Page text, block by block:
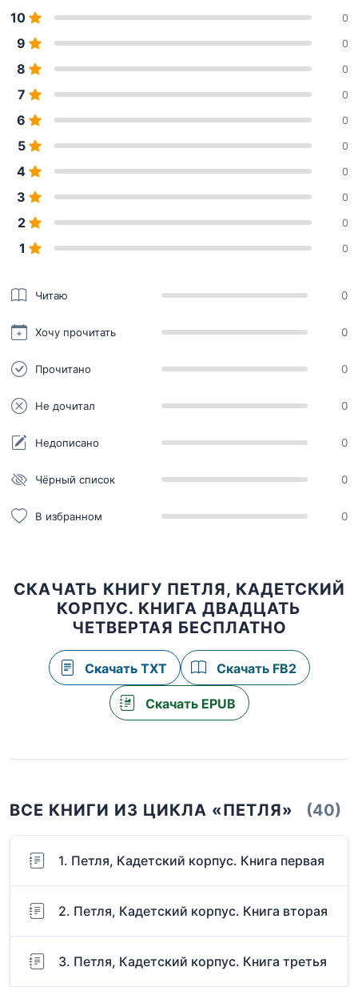
10 0
9 0
8 0
7 0
6 0
5 0
4 0
3 0
2 0
1 0
Читаю 0
Хочу прочитать 0
Прочитано 0
Не дочитал 0
Недописано 0
Чёрный список 0
В избранном 0
СКАЧАТЬ КНИГУ ПЕТЛЯ, КАДЕТСКИЙ
КОРПУС. КНИГА ДВАДЦАТЬ
ЧЕТВЕРТАЯ БЕСПЛАТНО
Скачать TXT Скачать FB2
Скачать EPUB
ВСЕ КНИГИ ИЗ ЦИКЛА «ПЕТЛЯ» (40)
1. Петля, Кадетский корпус. Книга первая
2. Петля, Кадетский корпус. Книга вторая
3. Петля, Кадетский корпус. Книга третья